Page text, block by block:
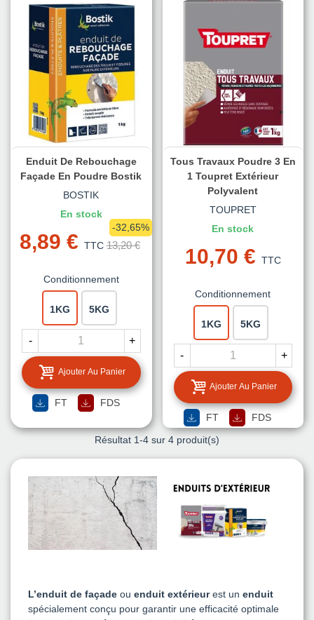
Enduit De Rebouchage
Façade En Poudre Bostik
BOSTIK
En stock
8,89 € TTC 13,20 €
-32,65%
Conditionnement
1KG 5KG
- +
Ajouter Au Panier
FT FDS
Tous Travaux Poudre 3 En
1 Toupret Extérieur
Polyvalent
TOUPRET
En stock
10,70 € TTC
Conditionnement
1KG 5KG
- +
Ajouter Au Panier
FT
FDS
Résultat 1-4 sur 4 produit(s)
L’enduit de façade ou enduit extérieurest un enduit
spécialement conçu pour garantir une efficacité optimale